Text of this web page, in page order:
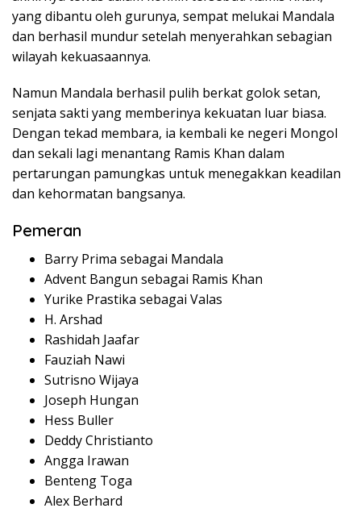
yang dibantu oleh gurunya, sempat melukai Mandala
dan berhasil mundur setelah menyerahkan sebagian
wilayah kekuasaannya.
Namun Mandala berhasil pulih berkat golok setan,
senjata sakti yang memberinya kekuatan luar biasa.
Dengan tekad membara, ia kembali ke negeri Mongol
dan sekali lagi menantang Ramis Khan dalam
pertarungan pamungkas untuk menegakkan keadilan
dan kehormatan bangsanya.
Pemeran
Barry Prima sebagai Mandala
Advent Bangun sebagai Ramis Khan
Yurike Prastika sebagai Valas
H. Arshad
Rashidah Jaafar
Fauziah Nawi
Sutrisno Wijaya
Joseph Hungan
Hess Buller
DeddyChristianto
Angga Irawan
Benteng Toga
Alex Berhard